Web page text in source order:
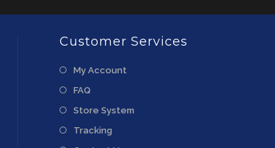
Customer Services
My Account
FAQ
Store System
Tracking